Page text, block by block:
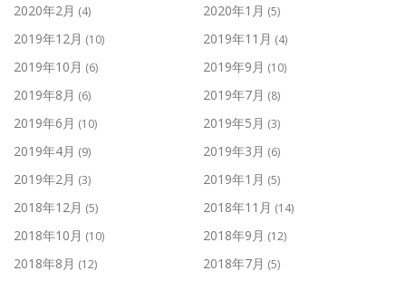
2020年2月 (4) 2020年1月 (5)
2019年12月 (10) 2019年11月 (4)
2019年10月 (6) 2019年9月 (10)
2019年8月 (6) 2019年7月 (8)
2019年6月 (10) 2019年5月 (3)
2019年4月 (9) 2019年3月 (6)
2019年2月 (3) 2019年1月 (5)
2018年12月 (5) 2018年11月 (14)
2018年10月 (10) 2018年9月 (12)
2018年8月 (12) 2018年7月 (5)